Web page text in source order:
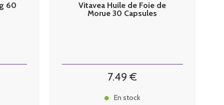
60
Vitavea Huile de Foie de
Morue 30 Capsules
7.49 €
En stock